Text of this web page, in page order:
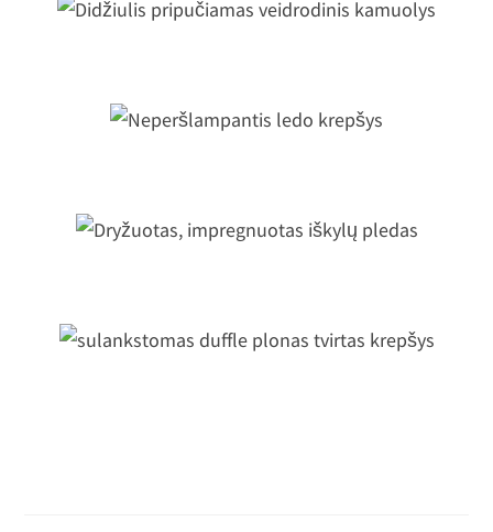
Didžiulis pripučiamas veidrodinis
sulankstomas duffle plonas tvirtas